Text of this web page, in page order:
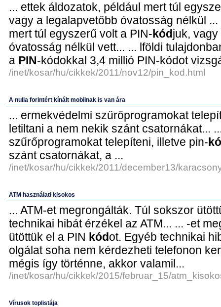
... ettek áldozatok, például mert túl
vagy a legalapvetőbb óvatosság nélkül
mert túl egyszerű volt a PIN-kódjuk,
óvatosság nélkül vett... ... lföldi
a PIN-kódokkal 3,4 millió PIN-kódot
/inet/kosar/hu/cikkek/2011/nov12/pin_kod.html
A nulla forintért kínált mobilnak is van ára
... ermekvédelmi szűrőprogramokat
letiltani a nem nekik szánt csatornákat...
szűrőprogramokat telepíteni, illetve pin-
szánt csatornákat, a ...
/inet/kosar/hu/cikkek/2011/december13/
ATM használati kisokos
... ATM-et megrongálták. Túl sokszor
technikai hibát érzékel az ATM... ... -et
ütöttük el a PIN kódot. Egyéb technikai
olgálat soha nem kérdezheti telefonon
mégis így történne, akkor valamil...
/inet/kosar/hu/cikkek/2015/februar_15/
Vírusok toplistája